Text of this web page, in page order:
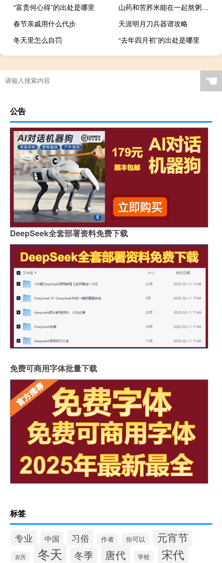
“富贵何心得”的出处是哪里
山药和苦荞米能在一起熬粥喝吗
春节亲戚用什么代步
天涯明月刀兵器谱攻略
冬天里怎么自罚
“去年四月初”的出处是哪里
☚
公告
DeepSeek全套部署资料免费下载
免费可商用字体批量下载
标签
专业 中国 习俗 作者 你可以 元宵节
农历 冬天 冬季 唐代 学校 宋代